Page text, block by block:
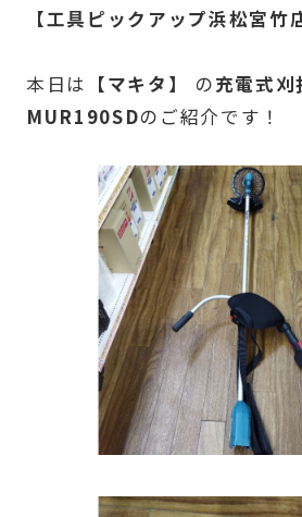
【工具ピックアップ浜松宮竹
本日は 【マキタ】 の充電式刈
MUR190SDのご紹介です！